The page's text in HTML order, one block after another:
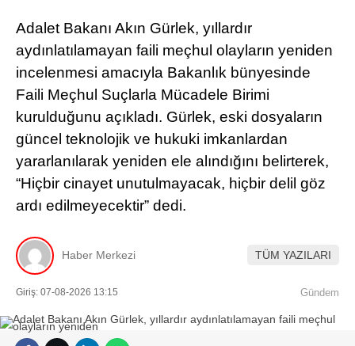
Adalet Bakanı Akın Gürlek, yıllardır
aydınlatılamayan faili meçhul olayların yeniden
incelenmesi amacıyla Bakanlık bünyesinde
Faili Meçhul Suçlarla Mücadele Birimi
kurulduğunu açıkladı. Gürlek, eski dosyaların
güncel teknolojik ve hukuki imkanlardan
yararlanılarak yeniden ele alındığını belirterek,
“Hiçbir cinayet unutulmayacak, hiçbir delil göz
ardı edilmeyecektir” dedi.
Haber Merkezi TÜM YAZILARI
Giriş: 07-08-2026 13:15 Gündem